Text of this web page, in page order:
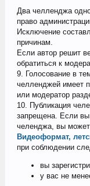
Два челленджа
право
Исключение
причинам.
Если автор решит
обратиться к
9. Голосование в
челленджей имеет
или модератор
10. Публикация
запрещена. Если вы
челенджа, вы
Видеоформат,
при соблюдении
вы
у вас не